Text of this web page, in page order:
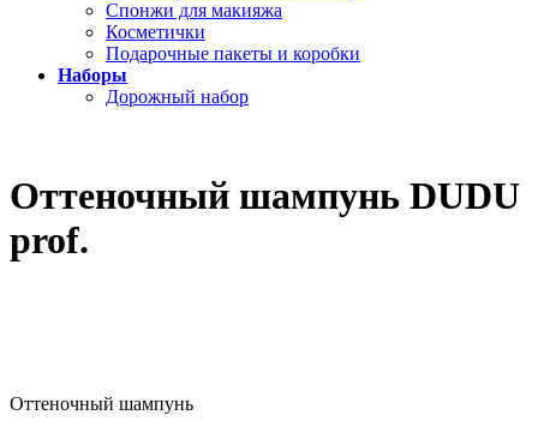
Спонжи для макияжа
Косметички
Подарочные пакеты и коробки
Наборы
Дорожный набор
Оттеночный шампунь DUDU
prof.
Оттеночный шампунь